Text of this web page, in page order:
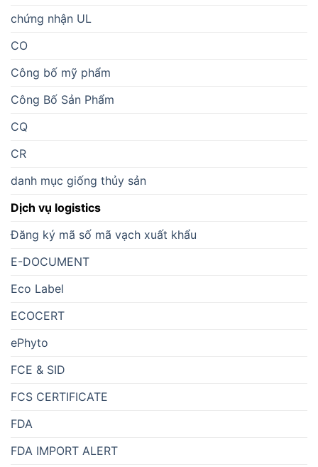
chứng nhận UL
CO
Công bố mỹ phẩm
Công Bố Sản Phẩm
CQ
CR
danh mục giống thủy sản
Dịch vụ logistics
Đăng ký mã số mã vạch xuất khẩu
E-DOCUMENT
Eco Label
ECOCERT
ePhyto
FCE & SID
FCS CERTIFICATE
FDA
FDA IMPORT ALERT